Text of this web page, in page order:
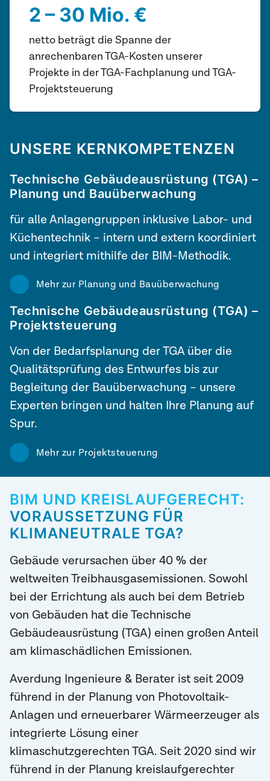
2 – 30 Mio. €
netto beträgt die Spanne der
anrechenbaren TGA-Kosten unserer
Projekte in der TGA-Fachplanung und TGA-
Projektsteuerung
UNSERE KERNKOMPETENZEN
Technische Gebäudeausrüstung (TGA) –
Planung und Bauüberwachung
für alle Anlagengruppen inklusive Labor- und
Küchentechnik – intern und extern koordiniert
und integriert mithilfe der BIM-Methodik.
Mehr zur Planung und Bauüberwachung
Technische Gebäudeausrüstung (TGA) –
Projektsteuerung
Von der Bedarfsplanung der TGA über die
Qualitätsprüfung des Entwurfes bis zur
Begleitung der Bauüberwachung – unsere
Experten bringen und halten Ihre Planung auf
Spur.
Mehr zur Projektsteuerung
BIM UND KREISLAUFGERECHT:
VORAUSSETZUNG FÜR
KLIMANEUTRALE TGA?
Gebäude verursachen über 40 % der
weltweiten Treibhausgasemissionen. Sowohl
bei der Errichtung als auch bei dem Betrieb
von Gebäuden hat die Technische
Gebäudeausrüstung (TGA) einen großen Anteil
am klimaschädlichen Emissionen.
Averdung Ingenieure & Berater ist seit 2009
führend in der Planung von Photovoltaik-
Anlagen und erneuerbarer Wärmeerzeuger als
integrierte Lösung einer
klimaschutzgerechten TGA. Seit 2020 sind wir
führend in der Planung kreislaufgerechter